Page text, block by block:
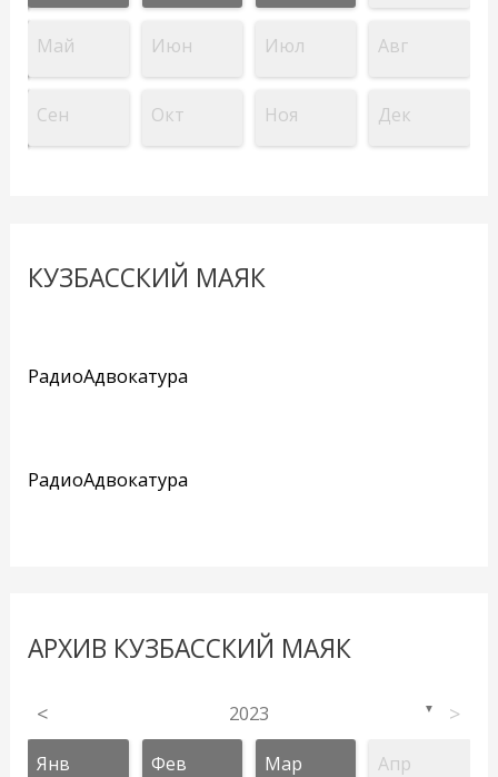
Май Июн Июл Авг
Сен Окт Ноя Дек
КУЗБАССКИЙ МАЯК
РадиоАдвокатура
РадиоАдвокатура
АРХИВ КУЗБАССКИЙ МАЯК
< 2023 ▼ >
Янв Фев Мар Апр